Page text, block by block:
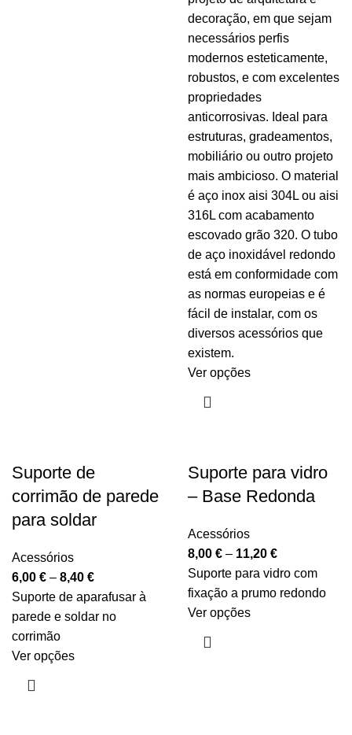
decoração, em que sejam
necessários perfis
modernos esteticamente,
robustos, e com excelentes
propriedades
anticorrosivas. Ideal para
estruturas, gradeamentos,
mobiliário ou outro projeto
mais ambicioso. O material
é aço inox aisi 304L ou aisi
316L com acabamento
escovado grão 320. O tubo
de aço inoxidável redondo
está em conformidade com
as normas europeias e é
fácil de instalar, com os
diversos acessórios que
existem.
Ver opções
Suporte de
corrimão de parede
para soldar
Acessórios
6,00€ –8,40€
Suporte de aparafusar à
parede e soldar no
corrimão
Ver opções
Suporte para vidro
– Base Redonda
Acessórios
8,00 € – 11,20 €
Suporte para vidro com
fixação a prumo redondo
Ver opções